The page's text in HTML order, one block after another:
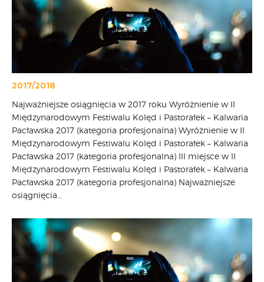
2017/2018
Najważniejsze osiągnięcia w 2017 roku Wyróżnienie w II
Międzynarodowym Festiwalu Kolęd i Pastorałek – Kalwaria
Pacławska 2017 (kategoria profesjonalna) Wyróżnienie w II
Międzynarodowym Festiwalu Kolęd i Pastorałek – Kalwaria
Pacławska 2017 (kategoria profesjonalna) III miejsce w II
Międzynarodowym Festiwalu Kolęd i Pastorałek – Kalwaria
Pacławska 2017 (kategoria profesjonalna) Najważniejsze
osiągnięcia…